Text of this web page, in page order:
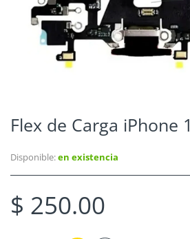
Flex de Carga iPhone
Disponible:en existencia
$ 250.00